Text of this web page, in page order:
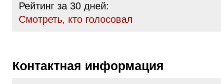
Рейтинг за 30 дней:
Cмотреть, кто голосовал
Контактная информация